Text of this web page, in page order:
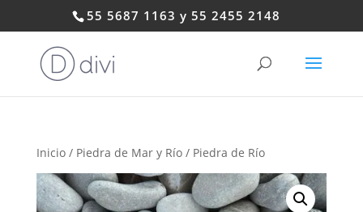
55 5687 1163 y 55 2455 2148
Inicio/ Piedra de Mar y Río/ Piedra de Río